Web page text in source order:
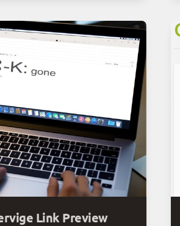
Sie behalten im
die volle Kontrolle
können entscheiden,
übernommen werden
Link Preview